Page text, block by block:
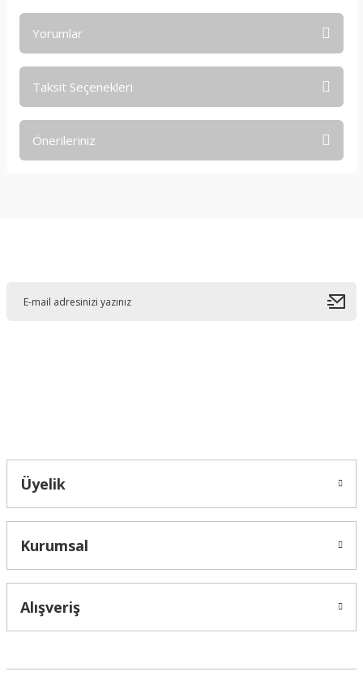
Yorumlar
Taksit Seçenekleri
Önerileriniz
Üyelik
Kurumsal
Alışveriş